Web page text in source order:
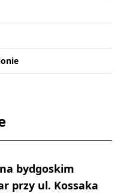
bydgoskim
przy ul. Kossaka